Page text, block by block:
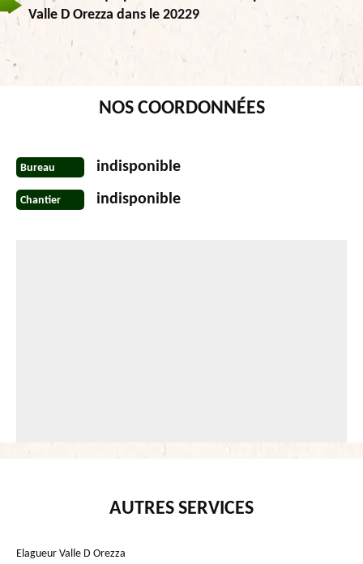
Valle D Orezza dans le 20229
NOS COORDONNÉES
Bureau indisponible
Chantier indisponible
AUTRES SERVICES
Elagueur Valle D Orezza